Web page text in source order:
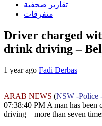
تقارير صحفية
متفرقات
Driver charged
drink driving –
1 year ago Fadi Derbas
ARAB NEWS (NSW -Police
07:38:40 PM A man has been
driving – more than seven